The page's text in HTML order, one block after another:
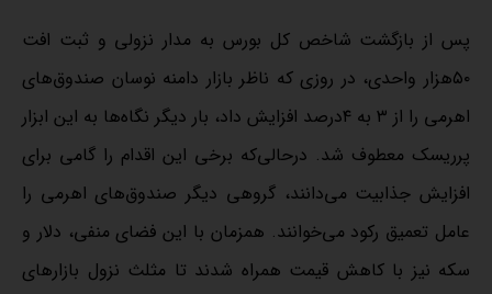
پس از بازگشت شاخص کل بورس به مدار نزولی و ثبت افت
۵۰هزار واحدی، در روزی که ناظر بازار دامنه نوسان صندوق‌های
اهرمی را از ۳ به ۴درصد افزایش داد، بار دیگر نگاه‌ها به این ابزار
پرریسک معطوف شد. درحالی‌که برخی این اقدام را گامی برای
افزایش جذابیت می‌دانند، گروهی دیگر صندوق‌های اهرمی را
عامل تعمیق رکود می‌خوانند. همزمان با این فضای منفی، دلار و
سکه نیز با کاهش قیمت همراه شدند تا مثلث نزول بازارهای